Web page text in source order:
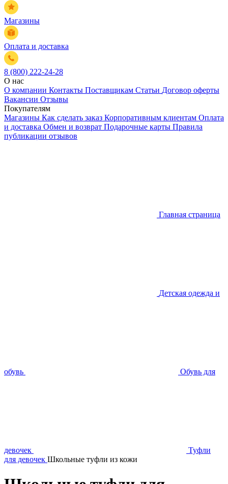
Магазины
Оплата и доставка
8 (800) 222-24-28
О нас
О компании Контакты Поставщикам Статьи Договор оферты
Вакансии Отзывы
Покупателям
Магазины Как сделать заказ Корпоративным клиентам Оплата
и доставка Обмен и возврат Подарочные карты Правила
публикации отзывов
Главная страница
Детская одежда и
обувь Обувь для
девочек
Туфли
для девочек Школьные туфли из кожи